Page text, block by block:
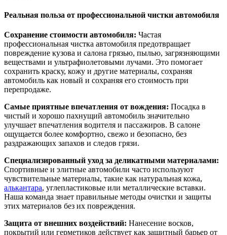
Реальная польза от профессиональной чистки автомобиля
Сохранение стоимости автомобиля: Частая
профессиональная чистка автомобиля предотвращает
повреждение кузова и салона грязью, пылью, загрязняющими
веществами и ультрафиолетовыми лучами. Это помогает
сохранить краску, кожу и другие материалы, сохраняя
автомобиль как новый и сохраняя его стоимость при
перепродаже.
Самые приятные впечатления от вождения: Посадка в
чистый и хорошо пахнущий автомобиль значительно
улучшает впечатления водителя и пассажиров. В салоне
ощущается более комфортно, свежо и безопасно, без
раздражающих запахов и следов грязи.
Специализированный уход за деликатными материалами:
Спортивные и элитные автомобили часто используют
чувствительные материалы, такие как натуральная кожа,
алькантара, углепластиковые или металлические вставки.
Наша команда знает правильные методы очистки и защиты
этих материалов без их повреждения.
Защита от внешних воздействий: Нанесение восков,
покрытий или герметиков действует как защитный барьер от